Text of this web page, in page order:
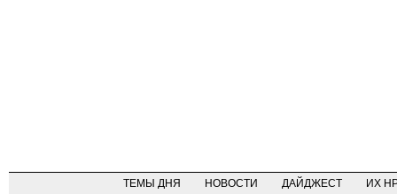
ТЕМЫ ДНЯ НОВОСТИ ДАЙДЖЕСТ ИХ